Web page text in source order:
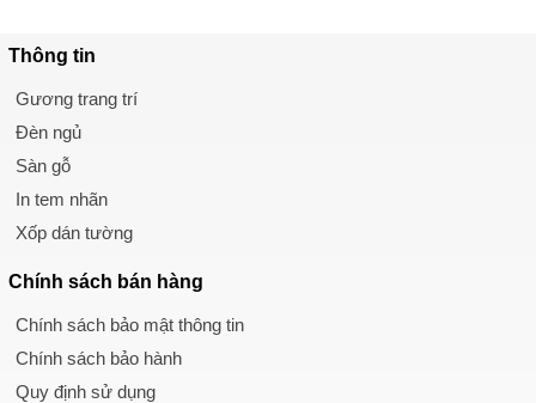
Thông tin
Gương trang trí
Đèn ngủ
Sàn gỗ
In tem nhãn
Xốp dán tường
Chính sách bán hàng
Chính sách bảo mật thông tin
Chính sách bảo hành
Quy định sử dụng